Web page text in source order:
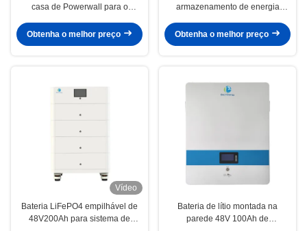
casa de Powerwall para o
Obtenha o melhor preço
armazenamento de energia
energia solar com comunicação
RS485/CAN e indicadores LCD
Obtenha o melhor preço
Vídeo
Bateria LiFePO4 empilhável de
48V200Ah para sistema de
Bateria de lítio montada na
parede 48V 100Ah de